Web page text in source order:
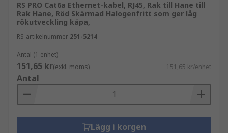
RS PRO Cat6a Ethernet-kabel, RJ45, Rak till Hane till
Rak Hane, Röd Skärmad Halogenfritt som ger låg
rökutveckling kåpa,
RS-artikelnummer 251-5214
Antal (1 enhet)
151,65 kr(exkl. moms) 151,65 kr/enhet
Antal
Lägg i korgen